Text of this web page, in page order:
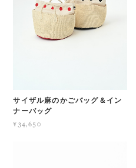
サイザル麻のかごバッグ＆イン
ナーバッグ
¥34,650